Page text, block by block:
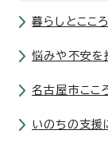
暮らしとここ
悩みや不安を
名古屋市ここ
いのちの支援